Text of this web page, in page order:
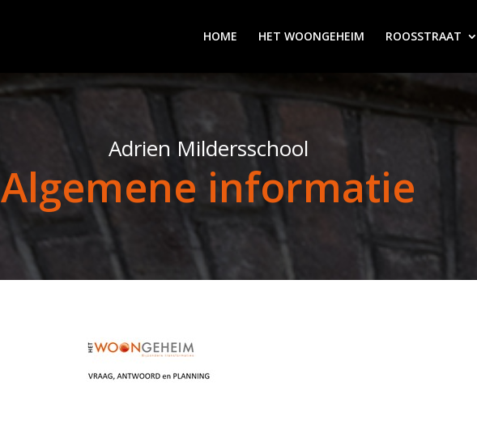
HOME HET WOONGEHEIM ROOSSTRAAT
Adrien Mildersschool
Algemene informatie